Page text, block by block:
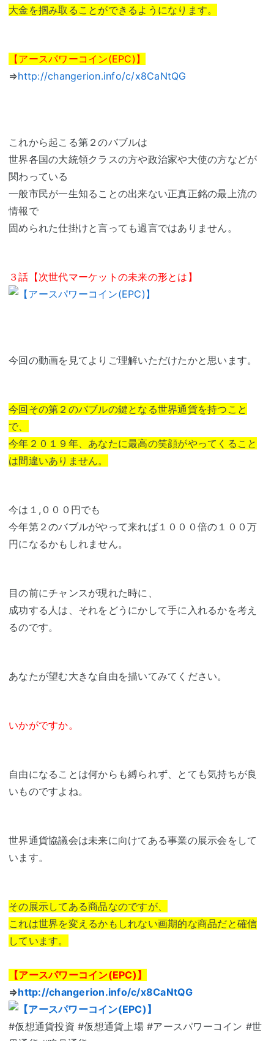
大金を掴み取ることができるようになります。
【アースパワーコイン(EPC)】
⇒http://changerion.info/c/x8CaNtQG
これから起こる第２のバブルは
世界各国の大統領クラスの方や政治家や大使の方などが
関わっている
一般市民が一生知ることの出来ない正真正銘の最上流の
情報で
固められた仕掛けと言っても過言ではありません。
３話【次世代マーケットの未来の形とは】
今回の動画を見てよりご理解いただけたかと思います。
今回その第２のバブルの鍵となる世界通貨を持つこと
で、
今年２０１９年、あなたに最高の笑顔がやってくること
は間違いありません。
今は１,０００円でも
今年第２のバブルがやって来れば１０００倍の１００万
円になるかもしれません。
目の前にチャンスが現れた時に、
成功する人は、それをどうにかして手に入れるかを考え
るのです。
あなたが望む大きな自由を描いてみてください。
いかがですか。
自由になることは何からも縛られず、とても気持ちが良
いものですよね。
世界通貨協議会は未来に向けてある事業の展示会をして
います。
その展示してある商品なのですが、
これは世界を変えるかもしれない画期的な商品だと確信
しています。
【アースパワーコイン(EPC)】
⇒http://changerion.info/c/x8CaNtQG
#仮想通貨投資 #仮想通貨上場 #アースパワーコイン #世